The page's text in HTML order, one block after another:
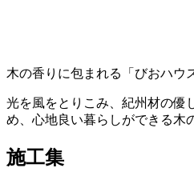
木の香りに包まれる「びおハウ
光を風をとりこみ、紀州材の優
め、心地良い暮らしができる木
施工集